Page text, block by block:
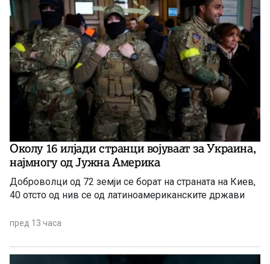
Околу 16 илјади странци војуваат за Украина,
најмногу од Јужна Америка
Доброволци од 72 земји се борат на страната на Киев,
40 отсто од нив се од латиноамериканските држави
пред 13 часа